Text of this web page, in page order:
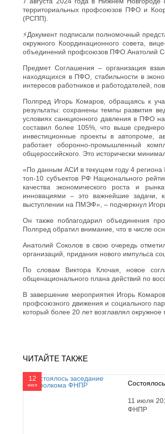
территориальных профсоюзов ПФО и
(РСПП).
⚡Документ подписали полномочный
окружного Координационного совета,
объединений профсоюзов ПФО Анатолий
Предмет Соглашения – организация
находящихся в ПФО, стабильности в
интересов работников и работодателей,
Полпред Игорь Комаров, обращаясь к
результаты: сохранены темпы развития
условиях санкционного давления в ПФО
составил более 105%, что выше
инвестиционные проекты в автопроме,
работает оборонно-промышленный
общероссийского. Это исторически
«По данным АСИ в текущем году 4 региона
топ-10 субъектов РФ Национального
качества экономического роста и
инновациями – это важнейшие задачи,
выступлении на ПМЭФ», – подчеркнул
Он также поблагодарил объединения
Полпред обратил внимание, что в числе
Анатолий Соколов в свою очередь
организаций, придания нового импульса
По словам Виктора Клочая, новое
общенационального плана действий по
В завершение мероприятия Игорь
профсоюзного движения и социального
который более 20 лет возглавлял
ЧИТАЙТЕ ТАКЖЕ
12
июл
11 июля
ФНПР